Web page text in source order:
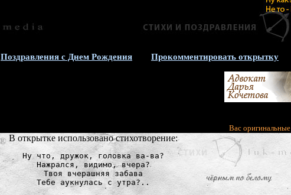
Поздравления с Днем Рождения Прокомментировать открытку
Вас оригинальные
В открытке использовано стихотворение:
Ну что, дружок, головка ва-ва?
Нажрался, видимо, вчера?
Твоя вчерашняя забава
Тебе аукнулась с утра?..